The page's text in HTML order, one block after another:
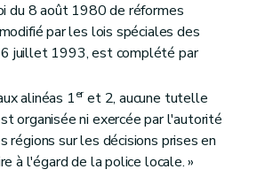
du 8 août 1980 de réformes
par les lois spéciales des
juillet 1993, est complété par
alinéas 1eret 2, aucune tutelle
organisée ni exercée par l'autorité
régions sur les décisions prises en
à l'égard de la police locale. »